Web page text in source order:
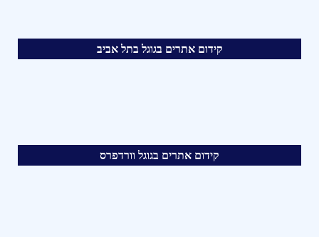
קידום אתרים בגוגל בתל אביב
קידום אתרים בגוגל וורדפרס